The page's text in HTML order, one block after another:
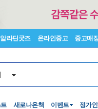
알라딘굿즈 온라인중고 중고매
새로나온책 이벤트 정가